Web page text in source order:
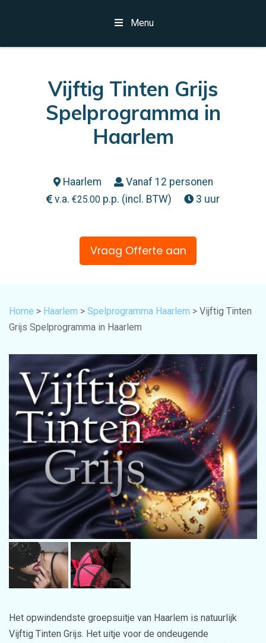
Menu
Vijftig Tinten Grijs
Spelprogramma in
Haarlem
Haarlem
Vanaf 12 personen
v.a.€25.00 p.p. (incl. BTW) 3 uur
Vraag Offerte aan
Home > Haarlem > Spelprogramma Haarlem > Vijftig Tinten
Grijs Spelprogramma in Haarlem
Het opwindendste groepsuitje van Haarlem is natuurlijk
Vijftig Tinten Grijs. Het uitje voor de ondeugende